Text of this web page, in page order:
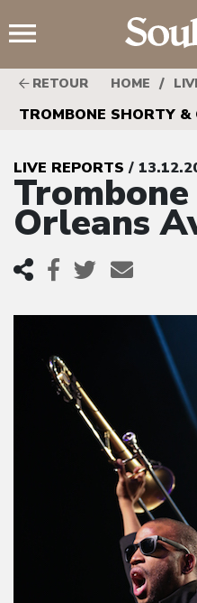
RETOUR HOME /
TROMBONE SHORTY &
LIVE REPORTS /
Orleans